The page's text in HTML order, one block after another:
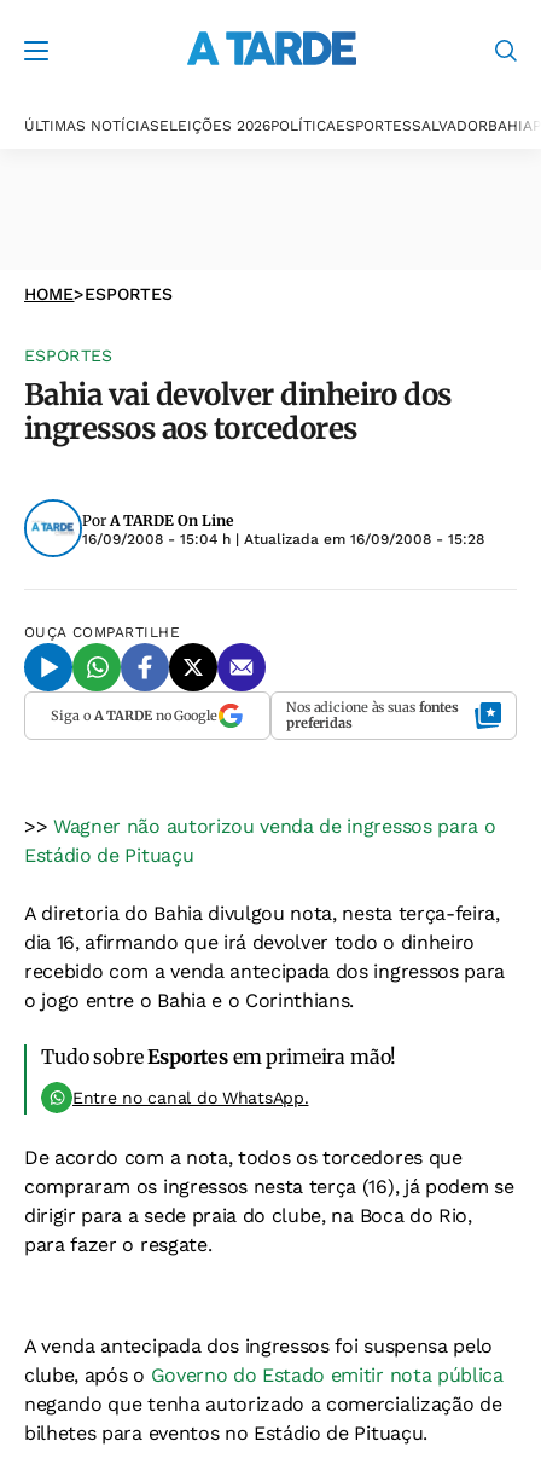
ÚLTIMAS NOTÍCIASELEIÇÕES 2026POLÍTICAESPORTESSALVADORBAHIA
HOME>ESPORTES
ESPORTES
Bahia vai devolver dinheiro dos
ingressos aos torcedores
PorA TARDE On Line
16/09/2008 - 15:04 h | Atualizada em 16/09/2008 - 15:28
OUÇA COMPARTILHE
Siga o A TARDEno Google Nos adicione às suas fontes
preferidas
>>Wagner não autorizou venda de ingressos para o
Estádio de Pituaçu
A diretoria do Bahia divulgou nota, nesta terça-feira,
dia 16, afirmando que irá devolver todo o dinheiro
recebido com a venda antecipada dos ingressos para
o jogo entre o Bahia e o Corinthians.
Tudo sobreEsportesem primeira mão!
Entre no canal do WhatsApp.
De acordo com a nota, todos os torcedores que
compraram os ingressos nesta terça (16), já podem se
dirigir para a sede praia do clube, na Boca do Rio,
para fazer o resgate.
A venda antecipada dos ingressos foi suspensa pelo
clube, após o Governo do Estado emitir nota pública
negando que tenha autorizado a comercialização de
bilhetes para eventos no Estádio de Pituaçu.